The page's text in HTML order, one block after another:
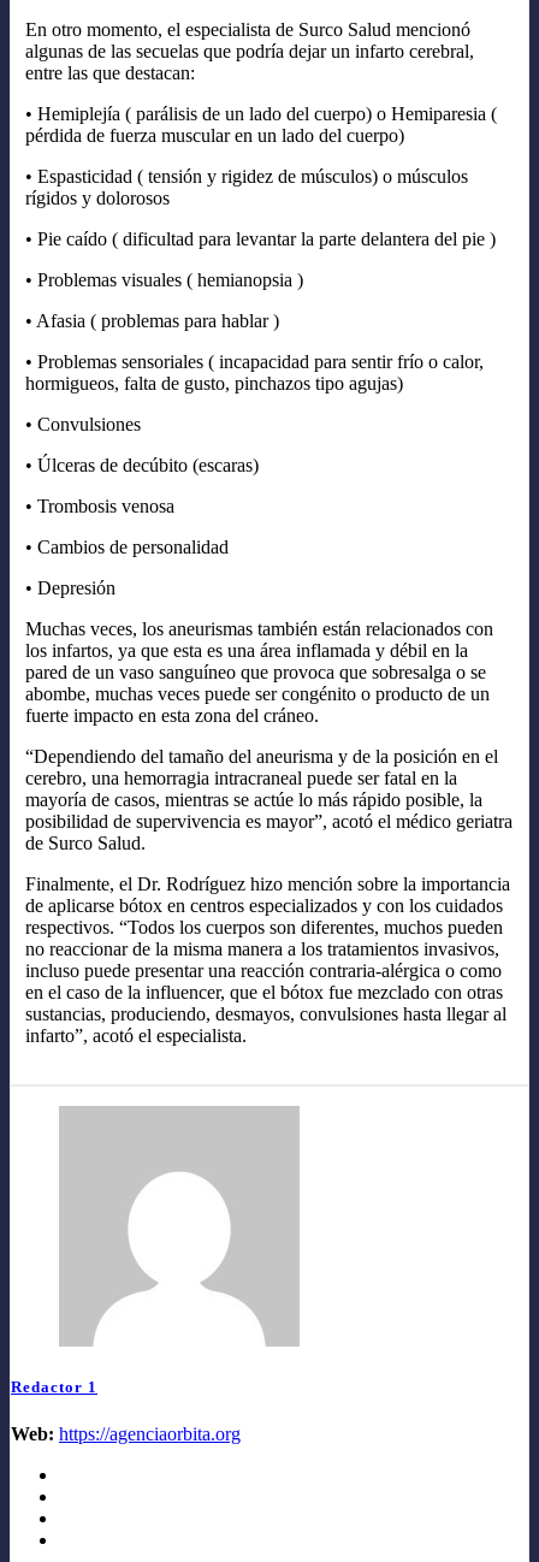
En otro momento, el especialista de Surco Salud mencionó
algunas de las secuelas que podría dejar un infarto cerebral,
entre las que destacan:
•⁠ ⁠Hemiplejía ( parálisis de un lado del cuerpo) o ⁠Hemiparesia (
pérdida de fuerza muscular en un lado del cuerpo)
•⁠ ⁠Espasticidad ( tensión y rigidez de músculos) o músculos
rígidos y dolorosos
•⁠ ⁠Pie caído ( dificultad para levantar la parte delantera del pie )
•⁠ ⁠Problemas visuales ( hemianopsia )
•⁠ ⁠Afasia ( problemas para hablar )
•⁠ ⁠Problemas sensoriales ( incapacidad para sentir frío o calor,
hormigueos, falta de gusto, pinchazos tipo agujas)
•⁠ ⁠Convulsiones
•⁠ ⁠Úlceras de decúbito (escaras)
•⁠ ⁠Trombosis venosa
•⁠ ⁠Cambios de personalidad
•⁠ ⁠Depresión
Muchas veces, los aneurismas también están relacionados con
los infartos, ya que esta es una área inflamada y débil en la
pared de un vaso sanguíneo que provoca que sobresalga o se
abombe, muchas veces puede ser congénito o producto de un
fuerte impacto en esta zona del cráneo.
“Dependiendo del tamaño del aneurisma y de la posición en el
cerebro, una hemorragia intracraneal puede ser fatal en la
mayoría de casos, mientras se actúe lo más rápido posible, la
posibilidad de supervivencia es mayor”, acotó el médico geriatra
de Surco Salud.
Finalmente, el Dr. Rodríguez hizo mención sobre la importancia
de aplicarse bótox en centros especializados y con los cuidados
respectivos. “Todos los cuerpos son diferentes, muchos pueden
no reaccionar de la misma manera a los tratamientos invasivos,
incluso puede presentar una reacción contraria-alérgica o como
en el caso de la influencer, que el bótox fue mezclado con otras
sustancias, produciendo, desmayos, convulsiones hasta llegar al
infarto”, acotó el especialista.
Redactor 1
Web: https://agenciaorbita.org